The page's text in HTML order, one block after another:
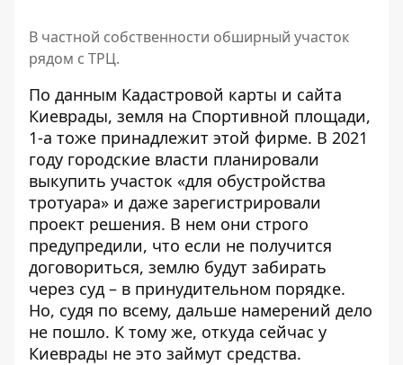
В частной собственности обширный участок
рядом с ТРЦ.
По данным Кадастровой карты и сайта
Киеврады, земля на Спортивной площади,
1-а тоже принадлежит этой фирме. В 2021
году городские власти планировали
выкупить участок «для обустройства
тротуара» и даже зарегистрировали
проект решения. В нем они строго
предупредили, что если не получится
договориться, землю будут забирать
через суд – в принудительном порядке.
Но, судя по всему, дальше намерений дело
не пошло. К тому же, откуда сейчас у
Киеврады не это займут средства.